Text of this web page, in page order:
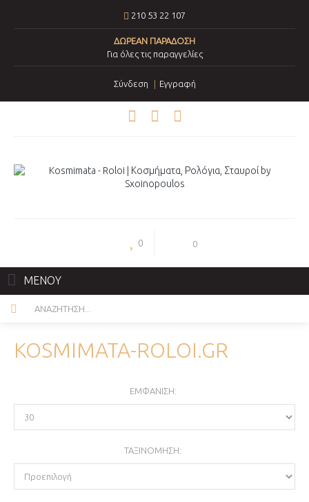
210 53 22 107
ΔΩΡΕΑΝ ΠΑΡΑΔΟΣΗ
Για όλες τις παραγγελίες
Σύνδεση Εγγραφή
0 0
ΜΕΝΟΥ
KOSMIMATA-ROLOI.GR
ΕΜΦΆΝΙΣΗ:
ΤΑΞΙΝΌΜΗΣΗ: